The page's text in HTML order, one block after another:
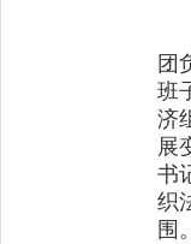
团
班
济
展
书
织
围